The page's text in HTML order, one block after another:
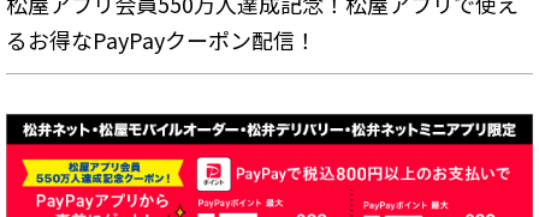
るお得なPayPayクーポン配信！